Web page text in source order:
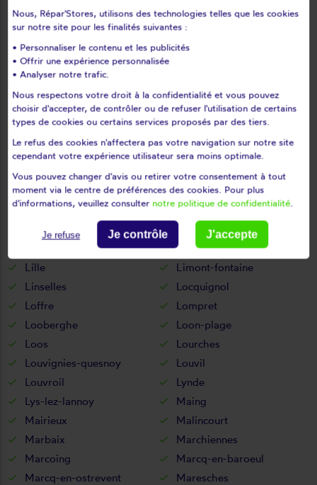
Landas
Landrecies
Lauwin-planque
Le doulieu
Le quesnoy
Lecelles
Lécluse
Lederzeele
Leffrinckoucke
Les moëres
Les rues-des-vignes
Lesdain
Lesquin
Leval
Lewarde
Lez-fontaine
Lezennes
Liessies
Lieu-saint-amand
Ligny-en-cambrésis
Lille
Limont-fontaine
Linselles
Locquignol
Loffre
Lompret
Looberghe
Loon-plage
Loos
Lourches
Louvignies-quesnoy
Louvil
Louvroil
Lynde
Lys-lez-lannoy
Maing
Mairieux
Malincourt
Marbaix
Marchiennes
Marcoing
Marcq-en-baroeul
Marcq-en-ostrevent
Maresches
Nous, Répar'Stores, utilisons des technologies telles que les cookies
sur notre site pour les finalités suivantes :
• Personnaliser le contenu et les publicités
• Offrir une expérience personnalisée
• Analyser notre trafic.
Nous respectons votre droit à la confidentialité et vous pouvez
choisir d'accepter, de contrôler ou de refuser l'utilisation de certains
types de cookies ou certains services proposés par des tiers.
Le refus des cookies n'affectera pas votre navigation sur notre site
cependant votre expérience utilisateur sera moins optimale.
Vous pouvez changer d'avis ou retirer votre consentement à tout
moment via le centre de préférences des cookies. Pour plus
d'informations, veuillez consulter notre politique de confidentialité.
Je refuse Je contrôle J'accepte